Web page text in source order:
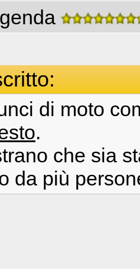
di moto
.
che sia
da più